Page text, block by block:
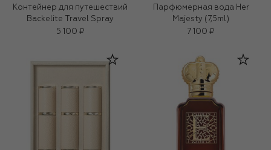
Контейнер для путешествий
Backelite Travel Spray
5 100 ₽
Парфюмерная вода Her
Majesty (7,5ml)
7 100 ₽